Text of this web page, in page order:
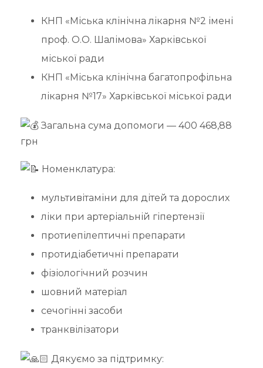
КНП «Міська клінічна лікарня №2 імені
проф. О.О. Шалімова» Харківської
міської ради
КНП «Міська клінічна багатопрофільна
лікарня №17» Харківської міської ради
Загальна сума допомоги — 400 468,88
грн
Номенклатура:
мультивітаміни для дітей та дорослих
ліки при артеріальній гіпертензії
протиепілептичні препарати
протидіабетичні препарати
фізіологічний розчин
шовний матеріал
сечогінні засоби
транквілізатори
Дякуємо за підтримку: